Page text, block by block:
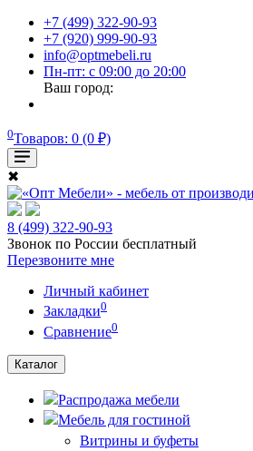
+7 (499) 322-90-93
+7 (920) 999-90-93
info@optmebeli.ru
Пн-пт: с 09:00 до 20:00
Ваш город:
0Товаров: 0 (0 ₽)
✖
8 (499) 322-90-93
Звонок по России бесплатный
Перезвоните мне
Личный кабинет
Закладки0
Сравнение0
Каталог
Распродажа мебели
Мебель для гостиной
Витрины и буфеты